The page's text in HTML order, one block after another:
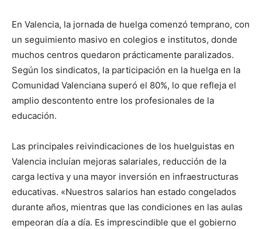
En Valencia, la jornada de huelga comenzó temprano, con
un seguimiento masivo en colegios e institutos, donde
muchos centros quedaron prácticamente paralizados.
Según los sindicatos, la participación en la huelga en la
Comunidad Valenciana superó el 80%, lo que refleja el
amplio descontento entre los profesionales de la
educación.
Las principales reivindicaciones de los huelguistas en
Valencia incluían mejoras salariales, reducción de la
carga lectiva y una mayor inversión en infraestructuras
educativas. «Nuestros salarios han estado congelados
durante años, mientras que las condiciones en las aulas
empeoran día a día. Es imprescindible que el gobierno